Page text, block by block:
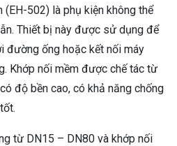
(EH-502) là phụ kiện không thể
Thiết bị này được sử dụng để
đường ống hoặc kết nối máy
Khớp nối mềm được chế tác từ
độ bền cao, có khả năng chống
từ DN15 – DN80 và khớp nối